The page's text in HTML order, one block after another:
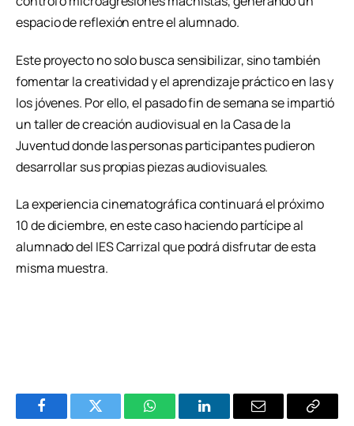
espacio de reflexión entre el alumnado.
Este proyecto no solo busca sensibilizar, sino también
fomentar la creatividad y el aprendizaje práctico en las y
los jóvenes. Por ello, el pasado fin de semana se impartió
un taller de creación audiovisual en la Casa de la
Juventud donde las personas participantes pudieron
desarrollar sus propias piezas audiovisuales.
La experiencia cinematográfica continuará el próximo
10 de diciembre, en este caso haciendo partícipe al
alumnado del IES Carrizal que podrá disfrutar de esta
misma muestra.
FacebookTwitter WhatsAppLinkedInEmail
Copiar